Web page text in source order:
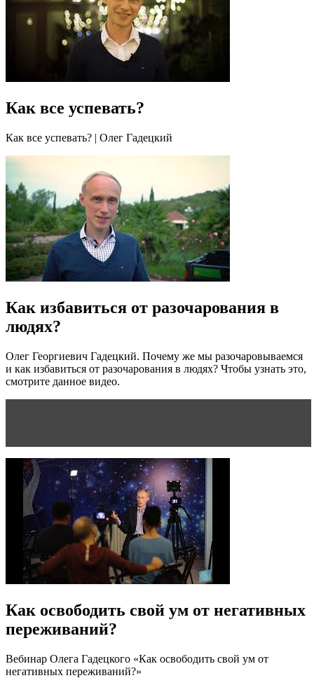
Как все успевать?
Как все успевать? | Олег Гадецкий
Как избавиться от разочарования в
людях?
Олег Георгиевич Гадецкий. Почему же мы разочаровываемся
и как избавиться от разочарования в людях? Чтобы узнать это,
смотрите данное видео.
Как освободить свой ум от негативных
переживаний?
Вебинар Олега Гадецкого «Как освободить свой ум от
негативных переживаний?»